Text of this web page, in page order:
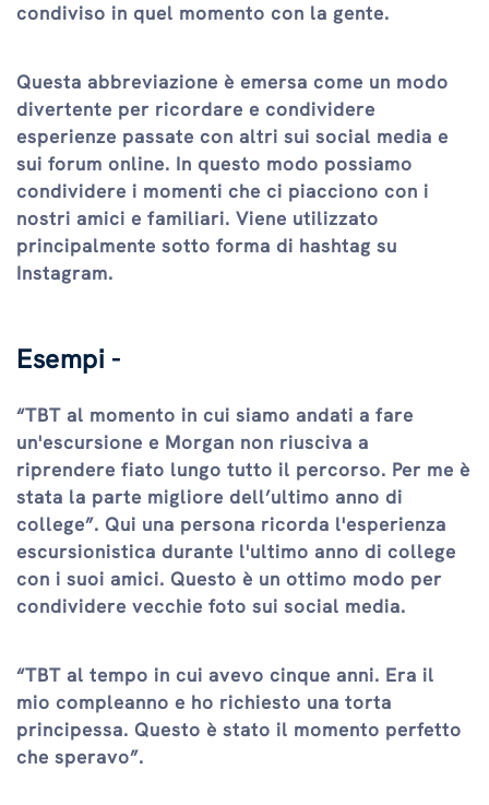
condiviso in quel momento con la gente.
Questa abbreviazione è emersa come un modo
divertente per ricordare e condividere
esperienze passate con altri sui social media e
sui forum online. In questo modo possiamo
condividere i momenti che ci piacciono con i
nostri amici e familiari. Viene utilizzato
principalmente sotto forma di hashtag su
Instagram.
Esempi -
“TBT al momento in cui siamo andati a fare
un'escursione e Morgan non riusciva a
riprendere fiato lungo tutto il percorso. Per me è
stata la parte migliore dell’ultimo anno di
college”. Qui una persona ricorda l'esperienza
escursionistica durante l'ultimo anno di college
con i suoi amici. Questo è un ottimo modo per
condividere vecchie foto sui social media.
“TBT al tempo in cui avevo cinque anni. Era il
mio compleanno e ho richiesto una torta
principessa. Questo è stato il momento perfetto
che speravo”.